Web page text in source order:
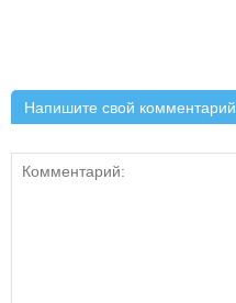
Напишите свой комментарий